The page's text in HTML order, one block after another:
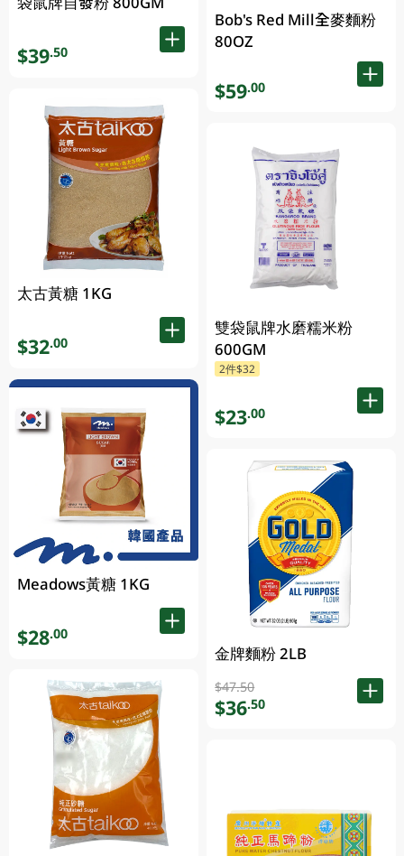
$39.50
太古黃糖 1KG
$32.00
Meadows黃糖 1KG
$28.00
Bob's Red Mill全麥麵粉
80OZ
$59.00
雙袋鼠牌水磨糯米粉
600GM
2件$32
$23.00
金牌麵粉 2LB
$47.50
$36.50